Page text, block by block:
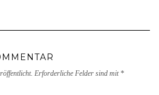
Erforderliche Felder sind mit *